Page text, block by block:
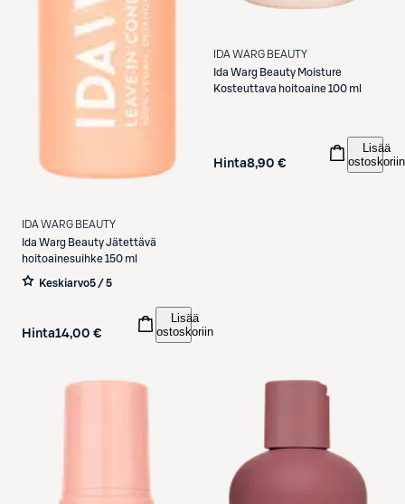
IDA WARG BEAUTY
Ida Warg BeautyJätettävä
hoitoainesuihke 150 ml
Keskiarvo5 / 5
Hinta14,00 €
Lisää
ostoskoriin
IDA WARG BEAUTY
Ida Warg Beauty Moisture
Kosteuttava hoitoaine 100 ml
Hinta8,90 €
Lisää
ostoskoriin